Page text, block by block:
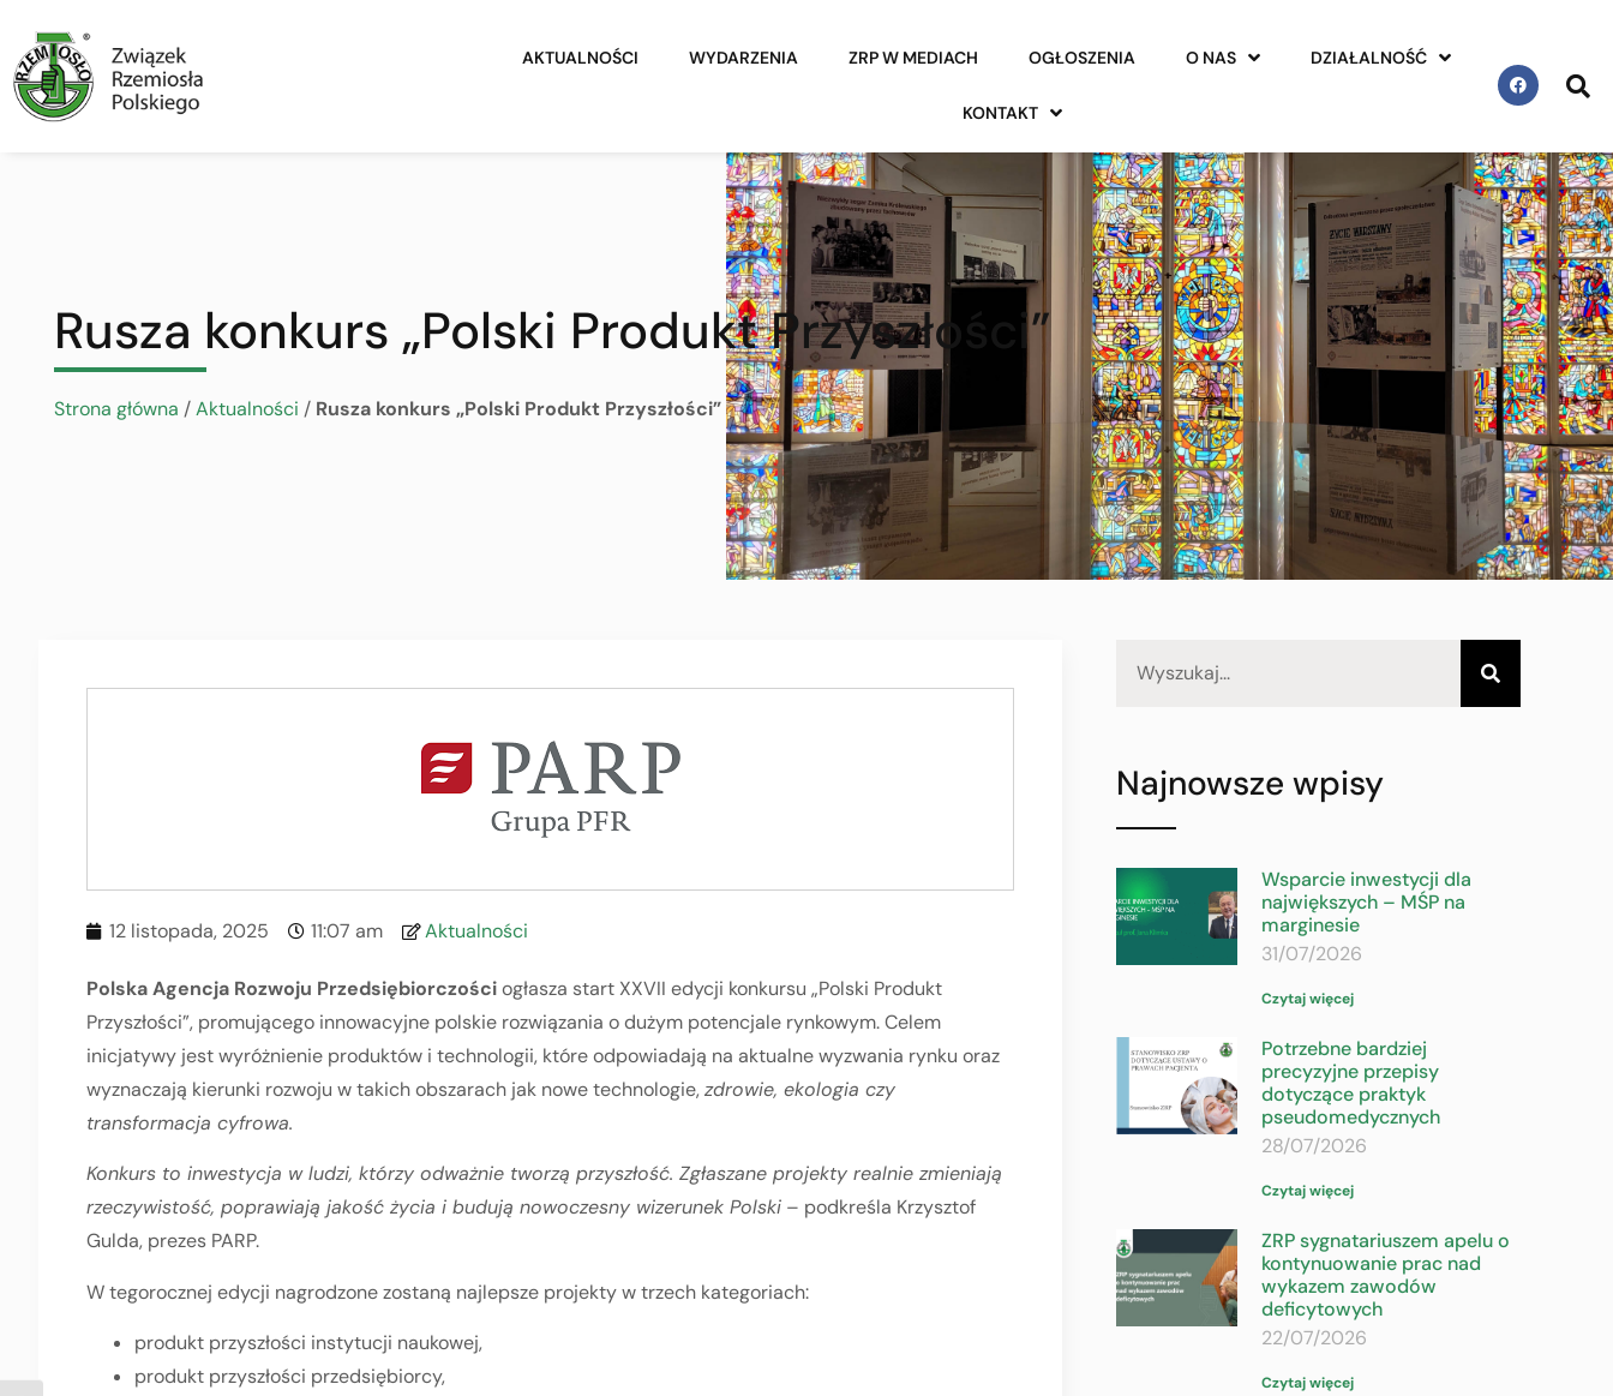
AKTUALNOŚCI WYDARZENIA ZRP W MEDIACH OGŁOSZENIA O NAS DZIAŁALNOŚĆ
KONTAKT
Rusza konkurs „Polski Produkt Przyszłości”
Strona główna /Aktualności / Rusza konkurs „Polski Produkt Przyszłości”
12 listopada, 2025 11:07 am Aktualności
Polska Agencja Rozwoju Przedsiębiorczościogłasza start XXVII edycji konkursu „Polski Produkt
Przyszłości”, promującego innowacyjne polskie rozwiązania o dużym potencjale rynkowym. Celem
inicjatywy jest wyróżnienie produktów i technologii, które odpowiadają na aktualne wyzwania rynku oraz
wyznaczają kierunki rozwoju w takich obszarach jak nowe technologie,zdrowie, ekologia czy
transformacja cyfrowa.
Konkurs to inwestycja w ludzi, którzy odważnie tworzą przyszłość. Zgłaszane projekty realnie zmieniają
rzeczywistość, poprawiają jakość życia i budują nowoczesny wizerunek Polski – podkreśla Krzysztof
Gulda, prezes PARP.
W tegorocznej edycji nagrodzone zostaną najlepsze projekty w trzech kategoriach:
produkt przyszłości instytucji naukowej,
produkt przyszłości przedsiębiorcy,
Najnowsze wpisy
Wsparcie inwestycji dla
największych – MŚP na
marginesie
31/07/2026
Czytaj więcej
Potrzebne bardziej
precyzyjne przepisy
dotyczące praktyk
pseudomedycznych
28/07/2026
Czytaj więcej
ZRP sygnatariuszem apelu o
kontynuowanie prac nad
wykazem zawodów
deficytowych
22/07/2026
Czytaj więcej